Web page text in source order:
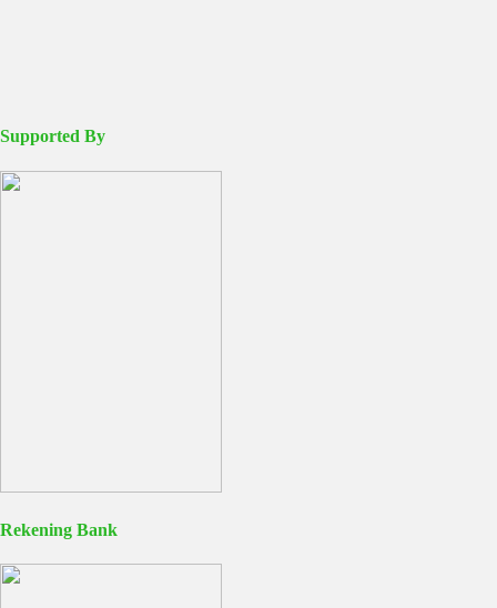
Supported By
Rekening Bank